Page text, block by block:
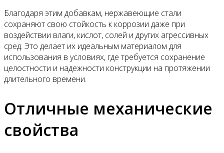
Благодаря этим добавкам, нержавеющие стали
сохраняют свою стойкость к коррозии даже при
воздействии влаги, кислот, солей и других агрессивных
сред. Это делает их идеальным материалом для
использования в условиях, где требуется сохранение
целостности и надежности конструкции на протяжении
длительного времени.
Отличные механические
свойства